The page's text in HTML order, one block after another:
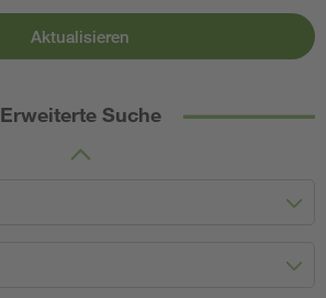
Aktualisieren
Erweiterte Suche